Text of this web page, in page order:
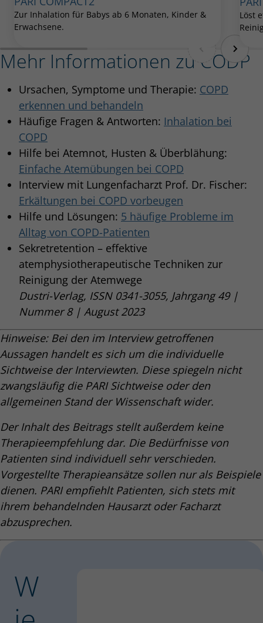
Zur Inhalation für Babys ab 6 Monaten, Kinder &
Erwachsene.
Löst
Mehr Informationen zu CODP
Ursachen, Symptome und Therapie: COPD
erkennen und behandeln
Häufige Fragen & Antworten: Inhalation bei
COPD
Hilfe bei Atemnot, Husten & Überblähung:
Einfache Atemübungen bei COPD
Interview mit Lungenfacharzt Prof. Dr. Fischer:
Erkältungen bei COPD vorbeugen
Hilfe und Lösungen: 5 häufige Probleme im
Alltag von COPD-Patienten
Sekretretention – effektive
atemphysiotherapeutische Techniken zur
Reinigung der Atemwege
Dustri-Verlag, ISSN 0341-3055, Jahrgang 49 |
Nummer 8 | August 2023
Hinweise: Bei den im Interview getroffenen
Aussagen handelt es sich um die individuelle
Sichtweise der Interviewten. Diese spiegeln nicht
zwangsläufig die PARI Sichtweise oder den
allgemeinen Stand der Wissenschaft wider.
Der Inhalt des Beitrags stellt außerdem keine
Therapieempfehlung dar. Die Bedürfnisse von
Patienten sind individuell sehr verschieden.
Vorgestellte Therapieansätze sollen nur als Beispiele
dienen. PARI empfiehlt Patienten, sich stets mit
ihrem behandelnden Hausarzt oder Facharzt
abzusprechen.
W